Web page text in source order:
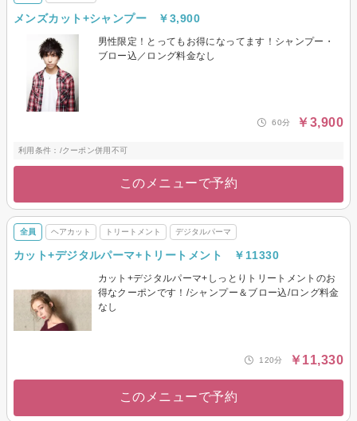
メンズカット+シャンプー ￥3,900
男性限定！とってもお得になってます！シャンプー・
ブロー込／ロング料金なし
60分 ￥3,900
利用条件：/クーポン併用不可
このメニューで予約
全員 ヘアカット トリートメント デジタルパーマ
カット+デジタルパーマ+トリートメント ￥11330
カット+デジタルパーマ+しっとりトリートメントのお
得なクーポンです！/シャンプー＆ブロー込/ロング料金
なし
120分 ￥11,330
このメニューで予約